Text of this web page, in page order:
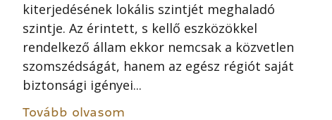
kiterjedésének lokális szintjét meghaladó
szintje. Az érintett, s kellő eszközökkel
rendelkező állam ekkor nemcsak a közvetlen
szomszédságát, hanem az egész régiót saját
biztonsági igényei...
Tovább olvasom